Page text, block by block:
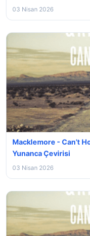
03 Nisan 2026
Macklemore - Can’t
Yunanca Çevirisi
03 Nisan 2026